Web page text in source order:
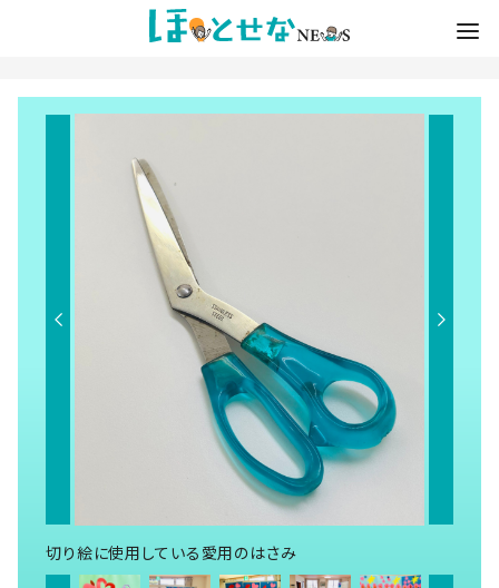
切り絵に使用している愛用のはさみ